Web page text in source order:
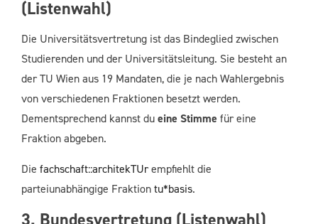
(Listenwahl)
Die Universitätsvertretung ist das Bindeglied zwischen
Studierenden und der Universitätsleitung. Sie besteht an
der TU Wien aus 19 Mandaten, die je nach Wahlergebnis
von verschiedenen Fraktionen besetzt werden.
Dementsprechend kannst dueine Stimme für eine
Fraktion abgeben.
Die fachschaft::architekTUrempfiehlt die
parteiunabhängige Fraktiontu*basis.